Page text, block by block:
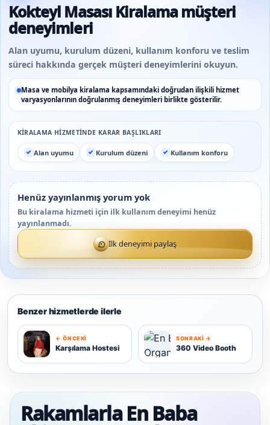
Kokteyl Masası Kiralama müşteri
deneyimleri
Alan uyumu, kurulum düzeni, kullanım konforu ve teslim
süreci hakkında gerçek müşteri deneyimlerini okuyun.
Masa ve mobilya kiralama kapsamındaki doğrudan ilişkili hizmet
varyasyonlarının doğrulanmış deneyimleri birlikte gösterilir.
KIRALAMA HIZMETINDE KARAR BAŞLIKLARI
Alan uyumu Kurulum düzeni Kullanım konforu
Henüz yayınlanmış yorum yok
Bu kiralama hizmeti için ilk kullanım deneyimi henüz
yayınlanmadı.
İlk deneyimi paylaş
Benzer hizmetlerde ilerle
K ← ÖNCEKI
Karşılama Hostesi
SONRAKI →
360 Video Booth
Rakamlarla En Baba